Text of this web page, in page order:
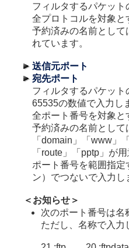
フィルタするパケッ
全プロトコルを対象
予約済みの名前とし
れています。
送信元ポート
宛先ポート
フィルタするパケッ
65535の数値で入力し
全ポート番号を対象
予約済みの名前として
「domain」「www」
「route」「pptp」が
ポート番号を範囲指
ン）でつないで入力し
＜お知らせ＞
次のポート番号は名
ただし、名称で入力